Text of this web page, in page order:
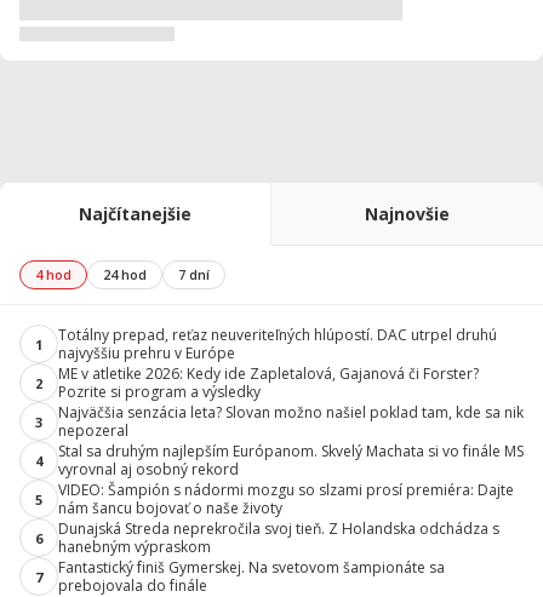
Najčítanejšie Najnovšie
4 hod 24 hod 7 dní
1
Totálny prepad, reťaz neuveriteľných hlúpostí. DAC utrpel druhú
najvyššiu prehru v Európe
2
ME v atletike 2026: Kedy ide Zapletalová, Gajanová či Forster?
Pozrite si program a výsledky
3
Najväčšia senzácia leta? Slovan možno našiel poklad tam, kde sa nik
nepozeral
4
Stal sa druhým najlepším Európanom. Skvelý Machata si vo finále MS
vyrovnal aj osobný rekord
5
VIDEO: Šampión s nádormi mozgu so slzami prosí premiéra: Dajte
nám šancu bojovať o naše životy
6
Dunajská Streda neprekročila svoj tieň. Z Holandska odchádza s
hanebným výpraskom
7
Fantastický finiš Gymerskej. Na svetovom šampionáte sa
prebojovala do finále